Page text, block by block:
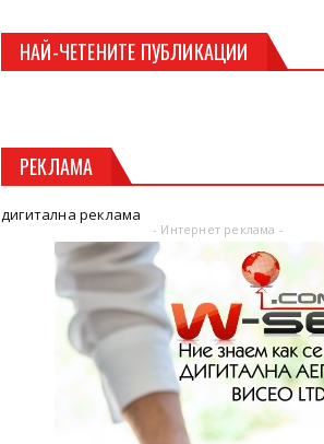
НАЙ-ЧЕТЕНИТЕ ПУБЛИКАЦИИ
РЕКЛАМА
дигитална реклама
- Интернет реклама -